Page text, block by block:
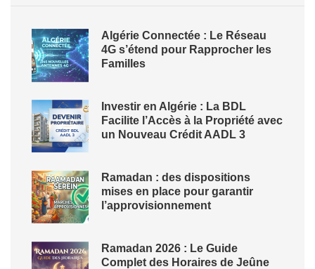
Algérie Connectée : Le Réseau
4G s’étend pour Rapprocher les
Familles
Investir en Algérie : La BDL
Facilite l’Accès à la Propriété avec
un Nouveau Crédit AADL 3
Ramadan : des dispositions
mises en place pour garantir
l’approvisionnement
Ramadan 2026 : Le Guide
Complet des Horaires de Jeûne